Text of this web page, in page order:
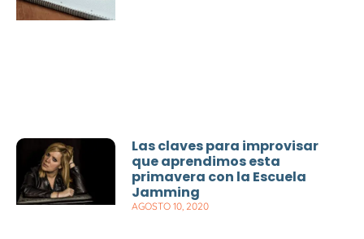
Las claves para improvisar
que aprendimos esta
primavera con la Escuela
Jamming
AGOSTO 10, 2020